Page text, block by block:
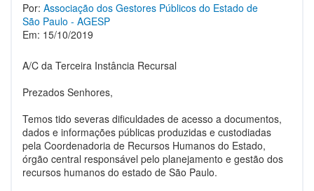
Por: Associação dos Gestores Públicos do Estado de
São Paulo - AGESP
Em: 15/10/2019
A/C da Terceira Instância Recursal
Prezados Senhores,
Temos tido severas dificuldades de acesso a documentos,
dados e informações públicas produzidas e custodiadas
pela Coordenadoria de Recursos Humanos do Estado,
órgão central responsável pelo planejamento e gestão dos
recursos humanos do estado de São Paulo.